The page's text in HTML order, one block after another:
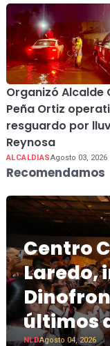
Organizó Alcalde
Peña Ortiz
resguardo por
Reynosa
ALCALDIASAgosto 03, 2026
Recomendamos
Centro
Laredo,
últimos
NLDAgosto 04, 2026